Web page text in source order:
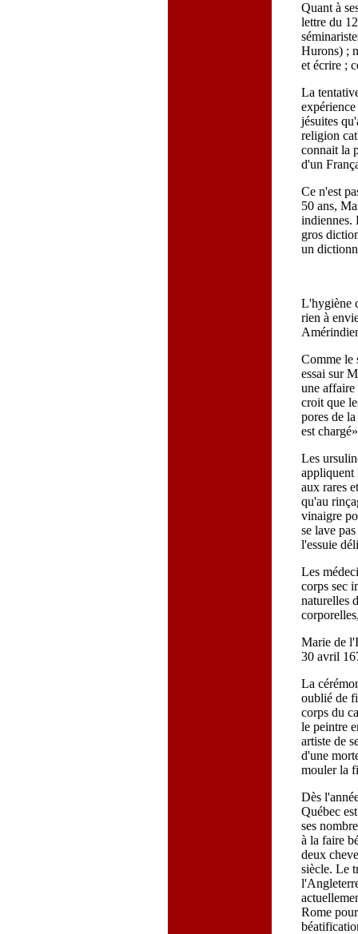
Quant à
lettre du
Hurons) ;
et écrire ;
La
expérience
jésuites
religion
connait la
d'un
Ce n'est
50 ans,
indiennes.
gros
un
L'hygiène
rien à
Comme le
essai sur
une affaire
croit que
pores de
est
Les
appliquent
aux rares
qu'au
vinaigre
se lave
l'essuie
Les
corps sec
naturelles
Marie de
30 avril
La
oublié de
corps du
le peintre
artiste de
d'une
mouler la
Dès
Québec
ses
à la faire
deux
siècle. Le
Rome